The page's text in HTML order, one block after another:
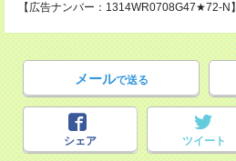
【広告ナンバー：1314WR0708G47★72-N】
メールで送る
シェア ツイート